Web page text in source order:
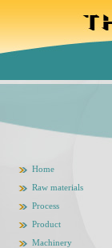
Home
Raw materials
Process
Product
Machinery